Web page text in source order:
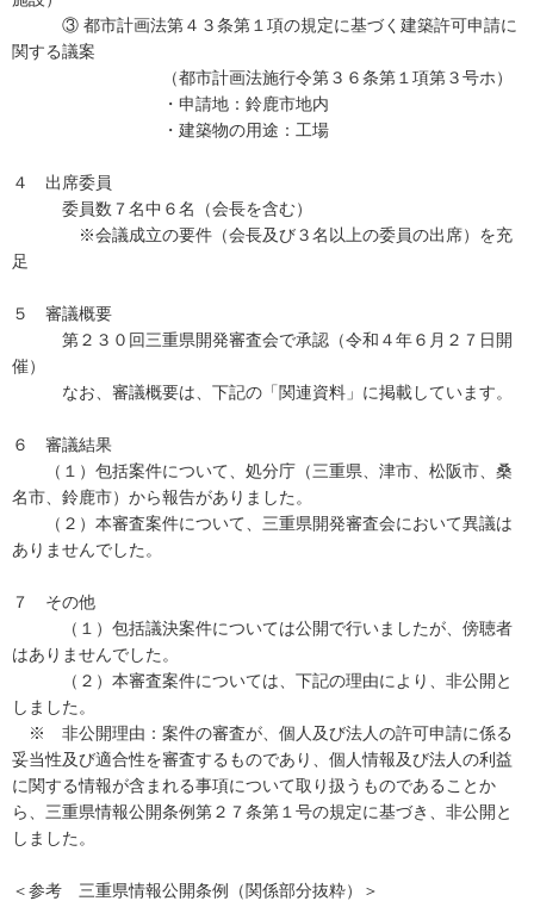
③ 都市計画法第４３条第１項の規定に基づく建築許可申請に
関する議案
（都市計画法施行令第３６条第１項第３号ホ）
・申請地：鈴鹿市地内
・建築物の用途：工場
４ 出席委員
委員数７名中６名（会長を含む）
※会議成立の要件（会長及び３名以上の委員の出席）を充
足
５ 審議概要
第２３０回三重県開発審査会で承認（令和４年６月２７日開
催）
なお、審議概要は、下記の「関連資料」に掲載しています。
６ 審議結果
（１）包括案件について、処分庁（三重県、津市、松阪市、桑
名市、鈴鹿市）から報告がありました。
（２）本審査案件について、三重県開発審査会において異議は
ありませんでした。
７ その他
（１）包括議決案件については公開で行いましたが、傍聴者
はありませんでした。
（２）本審査案件については、下記の理由により、非公開と
しました。
※ 非公開理由：案件の審査が、個人及び法人の許可申請に係る
妥当性及び適合性を審査するものであり、個人情報及び法人の利益
に関する情報が含まれる事項について取り扱うものであることか
ら、三重県情報公開条例第２７条第１号の規定に基づき、非公開と
しました。
＜参考 三重県情報公開条例（関係部分抜粋）＞